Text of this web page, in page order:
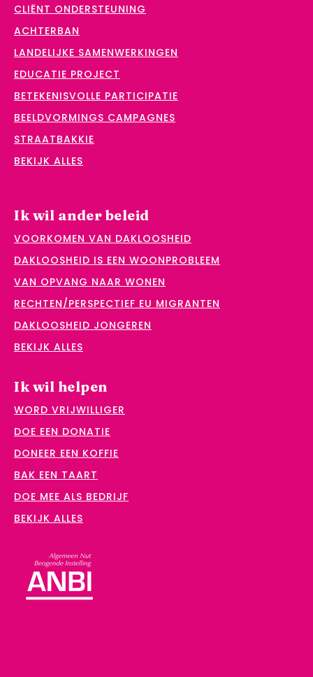
CLIËNT ONDERSTEUNING
ACHTERBAN
LANDELIJKE SAMENWERKINGEN
EDUCATIE PROJECT
BETEKENISVOLLE PARTICIPATIE
BEELDVORMINGS CAMPAGNES
STRAATBAKKIE
BEKIJK ALLES
Ik wil ander beleid
VOORKOMEN VAN DAKLOOSHEID
DAKLOOSHEID IS EEN WOONPROBLEEM
VAN OPVANG NAAR WONEN
RECHTEN/PERSPECTIEF EU MIGRANTEN
DAKLOOSHEID JONGEREN
BEKIJK ALLES
Ik wil helpen
WORD VRIJWILLIGER
DOE EEN DONATIE
DONEER EEN KOFFIE
BAK EEN TAART
DOE MEE ALS BEDRIJF
BEKIJK ALLES